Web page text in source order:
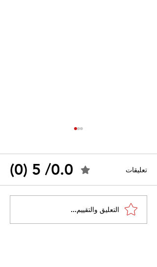
القضاء الإداري يقضي بحل
نقابة "كنابست"
تعليقات 0.0/ 5 (0)
التعليق والتقييم...